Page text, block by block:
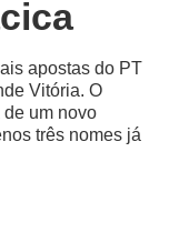
apostas do PT
Vitória. O
um novo
três nomes já